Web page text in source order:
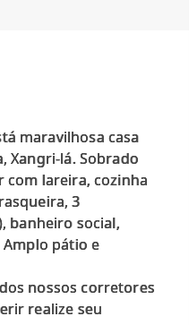
maravilhosa casa
Xangri-lá. Sobrado
com lareira, cozinha
3
banheiro social,
pátio e
nossos corretores
realize seu